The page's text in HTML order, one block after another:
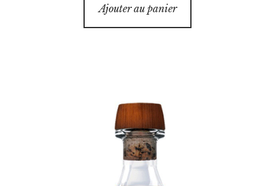
Ajouter au panier